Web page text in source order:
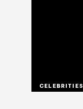
CELEBRITIES